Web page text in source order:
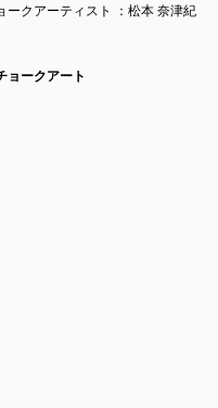
クアーティスト ：松本 奈津紀
ョークアート